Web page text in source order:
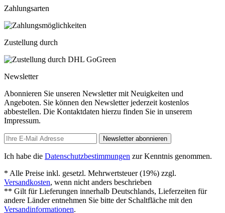
Zahlungsarten
Zustellung durch
Newsletter
Abonnieren Sie unseren Newsletter mit Neuigkeiten und
Angeboten. Sie können den Newsletter jederzeit kostenlos
abbestellen. Die Kontaktdaten hierzu finden Sie in unserem
Impressum.
Newsletter abonnieren
Ich habe die Datenschutzbestimmungen zur Kenntnis genommen.
* Alle Preise inkl. gesetzl. Mehrwertsteuer (19%) zzgl.
Versandkosten, wenn nicht anders beschrieben
** Gilt für Lieferungen innerhalb Deutschlands, Lieferzeiten für
andere Länder entnehmen Sie bitte der Schaltfläche mit den
Versandinformationen.